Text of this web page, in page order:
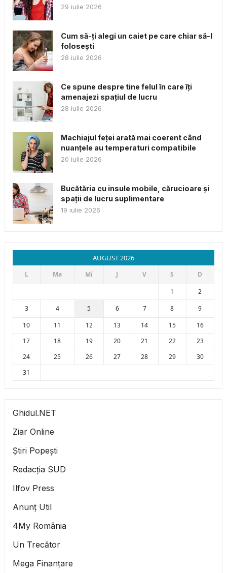
29 iulie 2026
Cum să-ți alegi un caiet pe care chiar să-l
folosești
28 iulie 2026
Ce spune despre tine felul în care îți
amenajezi spațiul de lucru
28 iulie 2026
Machiajul feței arată mai coerent când
nuanțele au temperaturi compatibile
20 iulie 2026
Bucătăria cu insule mobile, cărucioare și
spații de lucru suplimentare
19 iulie 2026
AUGUST 2026
L Ma Mi J V S
D
1
2
3
4 5 6 7 8
9
10
11 12 13 14 15
16
17
18 19 20 21 22
23
24
25 26 27 28 29
30
31
Ghidul.NET
Ziar Online
Știri Popești
Redacția SUD
Ilfov Press
Anunț Util
4My România
Un Trecător
Mega Finanțare